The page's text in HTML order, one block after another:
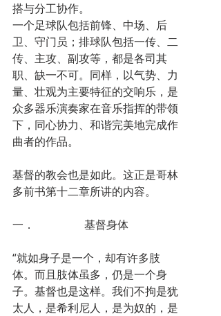
搭与分工协作。
一个足球队包括前锋、中场、后
卫、守门员；排球队包括一传、二
传、主攻、副攻等，都是各司其
职、缺一不可。同样，以气势、力
量、壮观为主要特征的交响乐，是
众多器乐演奏家在音乐指挥的带领
下，同心协力、和谐完美地完成作
曲者的作品。
基督的教会也是如此。这正是哥林
多前书第十二章所讲的内容。
一．                  基督身体
“就如身子是一个，却有许多肢
体。而且肢体虽多，仍是一个身
子。基督也是这样。我们不拘是犹
太人，是希利尼人，是为奴的，是